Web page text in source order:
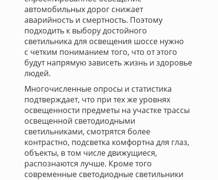
автомобильных дорог снижает
аварийность и смертность. Поэтому
подходить к выбору достойного
светильника для освещения шоссе нужно
с четким пониманием того, что от этого
будут напрямую зависеть жизнь и здоровье
людей.
Многочисленные опросы и статистика
подтверждает, что при тех же уровнях
освещенности предметы на участке трассы
освещенной светодиодными
светильниками, смотрятся более
контрастно, подсветка комфортна для глаз,
объекты, в том числе движущиеся,
распознаются лучше. Кроме того
современные светодиодные светильники